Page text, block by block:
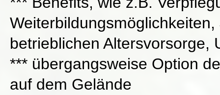
betrieblichen Altersvorsorge,
*** übergangsweise Option
auf dem Gelände